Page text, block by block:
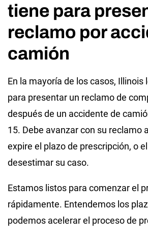
tiene para
reclamo por
camión
En la mayoría de los casos, Illinois
para presentar un reclamo de
después de un accidente de
15. Debe avanzar con su reclamo
expire el plazo de prescripción, o
desestimar su caso.
Estamos listos para comenzar el
rápidamente. Entendemos los
podemos acelerar el proceso de